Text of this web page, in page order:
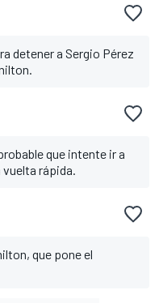
detener a Sergio Pérez
que intente ir a
vuelta rápida.
que pone el